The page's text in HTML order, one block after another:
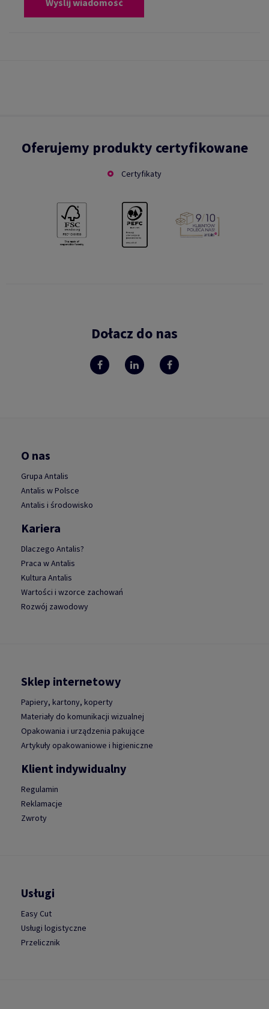
Wyślij wiadomość
Oferujemy produkty certyfikowane
Certyfikaty
Dołacz do nas
O nas
Grupa Antalis
Antalis w Polsce
Antalis i środowisko
Kariera
Dlaczego Antalis?
Praca w Antalis
Kultura Antalis
Wartości i wzorce zachowań
Rozwój zawodowy
Sklep internetowy
Papiery, kartony, koperty
Materiały do komunikacji wizualnej
Opakowania i urządzenia pakujące
Artykuły opakowaniowe i higieniczne
Klient indywidualny
Regulamin
Reklamacje
Zwroty
Usługi
Easy Cut
Usługi logistyczne
Przelicznik